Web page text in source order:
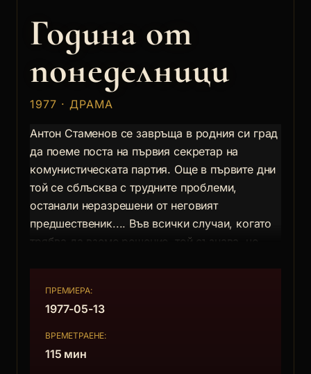
Година от
понеделници
1977 · ДРАМА
Антон Стаменов се завръща в родния си град
да поеме поста на първия секретар на
комунистическата партия. Още в първите дни
той се сблъсква с трудните проблеми,
останали неразрешени от неговият
предшественик.... Във всички случаи, когато
трябва да вземе решение, той съзнава, че
ПРЕМИЕРА:
1977-05-13
ВРЕМЕТРАЕНЕ:
115 мин